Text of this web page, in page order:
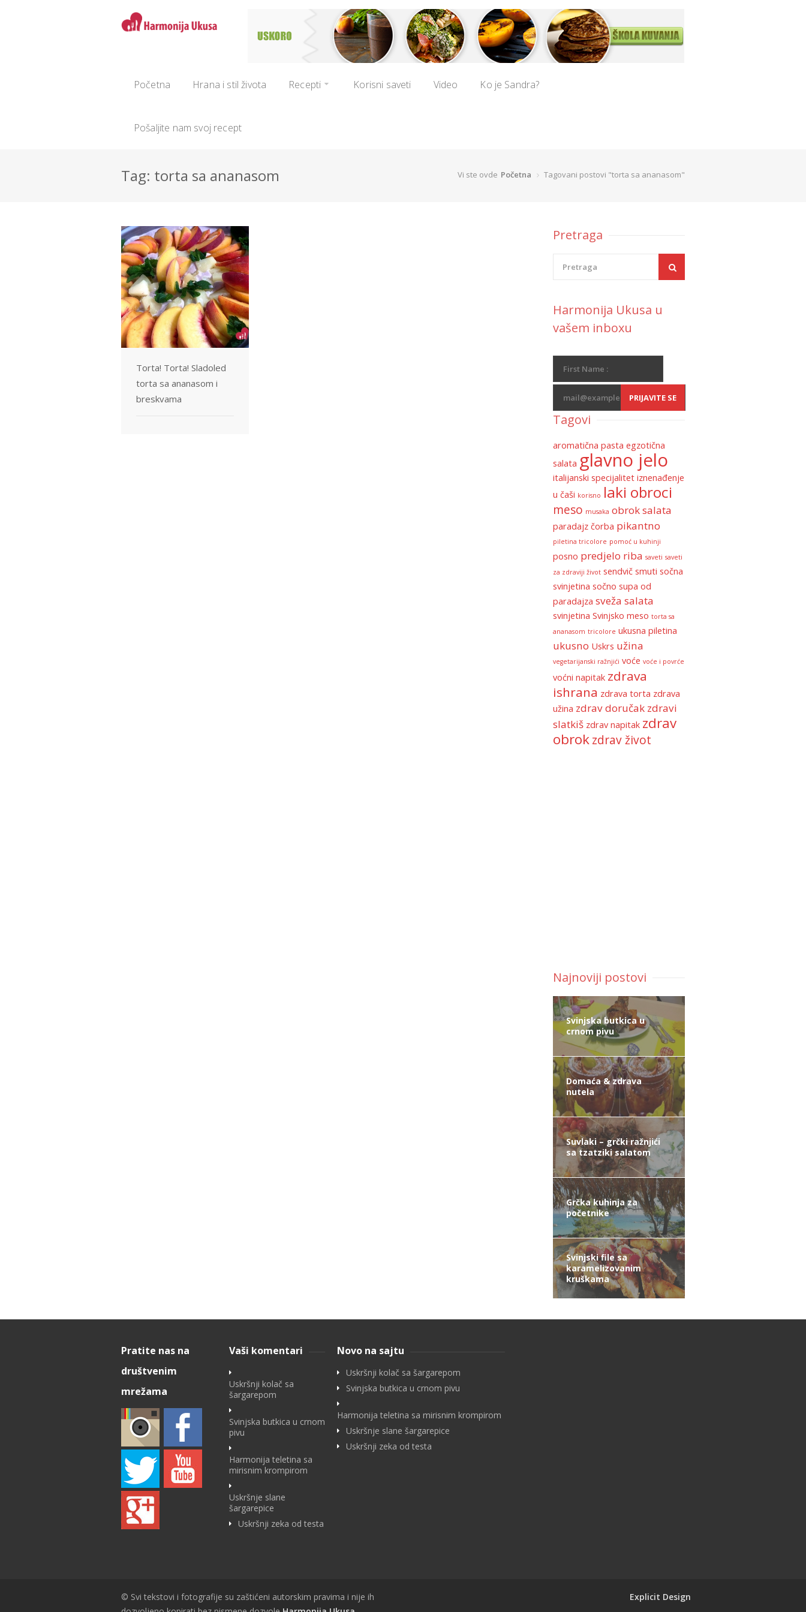
Početna Hrana i stil života Recepti Korisni saveti Video Ko je Sandra?
Pošaljite nam svoj recept
Tag: torta sa ananasom Vi ste ovde Početna Tagovani postovi "torta sa ananasom"
Torta! Torta! Sladoled
torta sa ananasom i
breskvama
Pretraga
Harmonija Ukusa u
vašem inboxu
Tagovi
aromatična pasta egzotična
salata glavno jelo
italijanski specijalitet iznenađenje
u čaši korisno laki obroci
meso musaka obrok salata
paradajz čorba pikantno
piletina tricolore pomoć u kuhinji
posno predjelo riba saveti saveti
za zdraviji život sendvič smuti sočna
svinjetina sočno supa od
paradajza sveža salata
svinjetina Svinjsko meso torta sa
ananasom tricolore ukusna piletina
ukusno Uskrs užina
vegetarijanski ražnjići voće voće i povrće
voćni napitak zdrava
ishrana zdrava torta zdrava
užina zdrav doručak zdravi
slatkiš zdrav napitak zdrav
obrokzdrav život
Najnoviji postovi
Svinjska butkica u
crnom pivu
Domaća & zdrava
nutela
Suvlaki – grčki ražnjići
sa tzatziki salatom
Grčka kuhinja za
početnike
Svinjski file sa
karamelizovanim
kruškama
Pratite nas na
društvenim
mrežama
Vaši komentari
Uskršnji kolač sa
šargarepom
Svinjska butkica u crnom
pivu
Harmonija teletina sa
mirisnim krompirom
Uskršnje slane
šargarepice
Uskršnji zeka od testa
Novo na sajtu
Uskršnji kolač sa šargarepom
Svinjska butkica u crnom pivu
Harmonija teletina sa mirisnim krompirom
Uskršnje slane šargarepice
Uskršnji zeka od testa
© Svi tekstovi i fotografije su zaštićeni autorskim pravima i nije ih
Explicit Design